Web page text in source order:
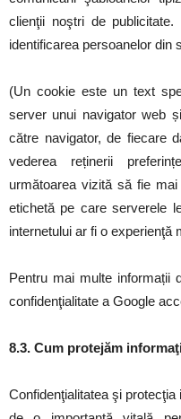
clienţii noştri de
identificarea persoanelor din
(Un cookie este un text
server unui navigator web
către navigator, de fiecare
vederea reținerii
următoarea vizită să fie
etichetă pe care serverele
internetului ar fi o experienţă
Pentru mai multe informații
confidenţialitate a Google
8.3. Cum protejăm
Confidenţialitatea şi